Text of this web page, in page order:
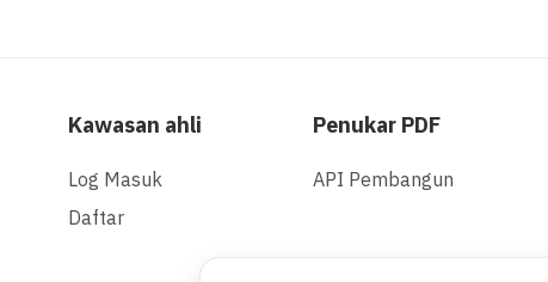
Kawasan ahli
Log Masuk
Daftar
Penukar PDF
API Pembangun